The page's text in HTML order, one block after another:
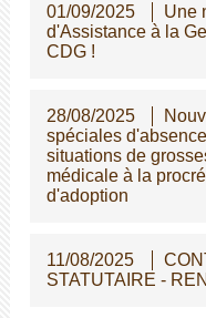
01/09/2025
Une
d'Assistance à la
CDG !
28/08/2025
spéciales
situations de
médicale à la
d'adoption
11/08/2025
STATUTAIRE -